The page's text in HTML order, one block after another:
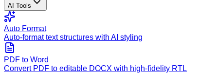
AI Tools
Auto Format
Auto-format text structures with AI styling
PDF to Word
Convert PDF to editable DOCX with high-fidelity RTL